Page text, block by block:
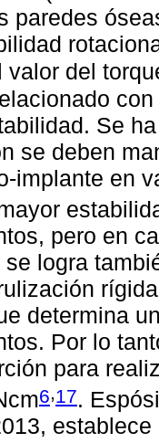
paredes
valor del
Se
se deben
implante en
pero en
logra
determina
Por lo
para
6,17.